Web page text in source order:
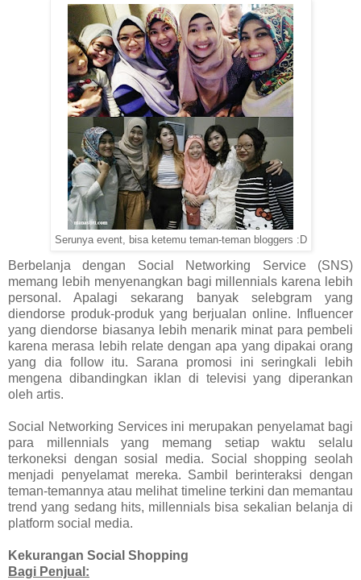
Serunya event, bisa ketemu teman-teman bloggers :D
Berbelanja dengan Social Networking Service (SNS)
memang lebih menyenangkan bagi millennials karena lebih
personal. Apalagi sekarang banyak selebgram yang
diendorse produk-produk yang berjualan online. Influencer
yang diendorse biasanya lebih menarik minat para pembeli
karena merasa lebih relate dengan apa yang dipakai orang
yang dia follow itu. Sarana promosi ini seringkali lebih
mengena dibandingkan iklan di televisi yang diperankan
oleh artis.
Social Networking Services ini merupakan penyelamat bagi
para millennials yang memang setiap waktu selalu
terkoneksi dengan sosial media. Social shopping seolah
menjadi penyelamat mereka. Sambil berinteraksi dengan
teman-temannya atau melihat timeline terkini dan memantau
trend yang sedang hits, millennials bisa sekalian belanja di
platform social media.
Kekurangan Social Shopping
Bagi Penjual: